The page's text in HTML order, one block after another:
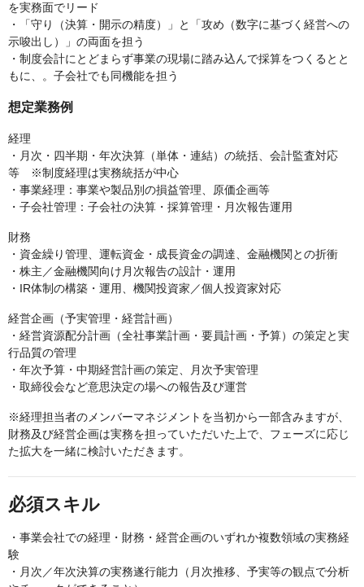
を実務面でリード
・「守り（決算・開示の精度）」と「攻め（数字に基づく経営への
示唆出し）」の両面を担う
・制度会計にとどまらず事業の現場に踏み込んで採算をつくるとと
もに、。子会社でも同機能を担う
想定業務例
経理
・月次・四半期・年次決算（単体・連結）の統括、会計監査対応
等 ※制度経理は実務統括が中心
・事業経理：事業や製品別の損益管理、原価企画等
・子会社管理：子会社の決算・採算管理・月次報告運用
財務
・資金繰り管理、運転資金・成長資金の調達、金融機関との折衝
・株主／金融機関向け月次報告の設計・運用
・IR体制の構築・運用、機関投資家／個人投資家対応
経営企画（予実管理・経営計画）
・経営資源配分計画（全社事業計画・要員計画・予算）の策定と実
行品質の管理
・年次予算・中期経営計画の策定、月次予実管理
・取締役会など意思決定の場への報告及び運営
※経理担当者のメンバーマネジメントを当初から一部含みますが、
財務及び経営企画は実務を担っていただいた上で、フェーズに応じ
た拡大を一緒に検討いただきます。
必須スキル
・事業会社での経理・財務・経営企画のいずれか複数領域の実務経
験
・月次／年次決算の実務遂行能力（月次推移、予実等の観点で分析